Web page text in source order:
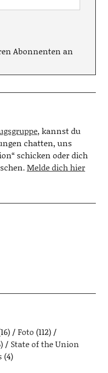
Abonnenten an
, kannst du
chatten, uns
schicken oder dich
Melde dich hier
Foto (112)
State of the Union
(4)